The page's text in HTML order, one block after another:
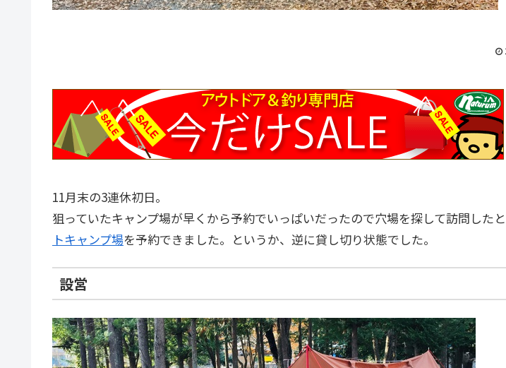
11月末の3連休初日。
狙っていたキャンプ場が早くから予約でいっぱいだったので穴場を探して訪問したと
トキャンプ場を予約できました。というか、逆に貸し切り状態でした。
設営